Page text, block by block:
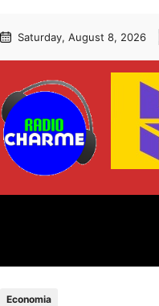
para
conteúdo
to Saturday, August 8, 2026
Economia